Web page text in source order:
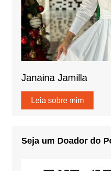
Janaina Jamilla
Leia sobre mim
Seja um Doador do